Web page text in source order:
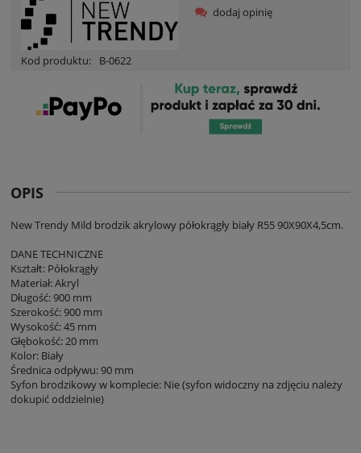
Kod produktu: B-0622
dodaj opinię
OPIS
New Trendy Mild brodzik akrylowy półokrągły biały R55 90X90X4,5cm.
DANE TECHNICZNE
Kształt: Półokrągły
Materiał: Akryl
Długość: 900 mm
Szerokość: 900 mm
Wysokość: 45 mm
Głębokość: 20 mm
Kolor: Biały
Średnica odpływu: 90 mm
Syfon brodzikowy w komplecie: Nie (syfon widoczny na zdjęciu należy
dokupić oddzielnie)